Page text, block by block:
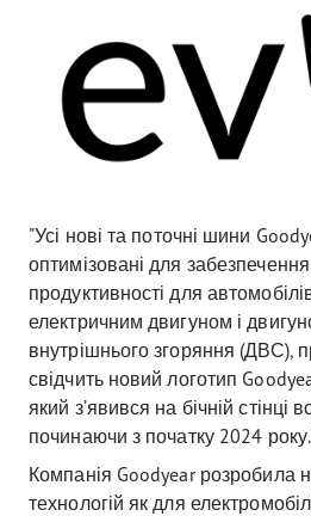
"Усі нові та поточні шини
оптимізовані для
продуктивності для
електричним двигуном і
внутрішнього згоряння (ДВС),
свідчить новий логотип
який з’явився на бічній стінці
починаючи з початку 2024
Компанія Goodyear розробила
технологій як для